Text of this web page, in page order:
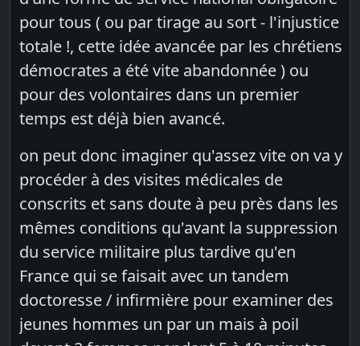
pour tous ( ou par tirage au sort - l'injustice
totale !, cette idée avancée par les chrétiens
démocrates a été vite abandonnée ) ou
pour des volontaires dans un premier
temps est déjà bien avancé.
on peut donc imaginer qu'assez vite on va y
procéder à des visites médicales de
conscrits et sans doute à peu près dans les
mêmes conditions qu'avant la suppression
du service militaire plus tardive qu'en
France qui se faisait avec un tandem
doctoresse / infirmière pour examiner des
jeunes hommes un par un mais à poil